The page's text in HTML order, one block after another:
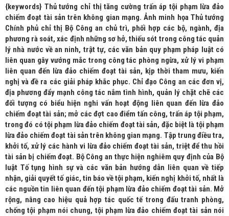
{keywords} Thủ tướng chỉ thị tăng cường trấn áp tội phạm lừa đảo
chiếm đoạt tài sản trên không gian mạng. Ảnh minh họa Thủ tướng
Chính phủ chỉ thị Bộ Công an chủ trì, phối hợp các bộ, ngành, địa
phương rà soát, xác định những sơ hở, thiếu sót trong công tác quản
lý nhà nước về an ninh, trật tự, các văn bản quy phạm pháp luật có
liên quan gây vướng mắc trong công tác phòng ngừa, xử lý vi phạm
liên quan đến lừa đảo chiếm đoạt tài sản, kịp thời tham mưu, kiến
nghị và đề ra các giải pháp khắc phục. Chỉ đạo Công an các đơn vị,
địa phương đẩy mạnh công tác nắm tình hình, quản lý chặt chẽ các
đối tượng có biểu hiện nghi vấn hoạt động liên quan đến lừa đảo
chiếm đoạt tài sản; mở các đợt cao điểm tấn công, trấn áp tội phạm,
trong đó có tội phạm lừa đảo chiếm đoạt tài sản, đặc biệt là tội phạm
lừa đảo chiếm đoạt tài sản trên không gian mạng. Tập trung điều tra,
khởi tố, xử lý các hành vi lừa đảo chiếm đoạt tài sản, triệt để thu hồi
tài sản bị chiếm đoạt. Bộ Công an thực hiện nghiêm quy định của Bộ
luật Tố tụng hình sự và các văn bản hướng dẫn liên quan về tiếp
nhận, giải quyết tố giác, tin báo về tội phạm, kiến nghị khởi tố, nhất là
các nguồn tin liên quan đến tội phạm lừa đảo chiếm đoạt tài sản. Mở
rộng, nâng cao hiệu quả hợp tác quốc tế trong đấu tranh phòng,
chống tội phạm nói chung, tội phạm lừa đảo chiếm đoạt tài sản nói